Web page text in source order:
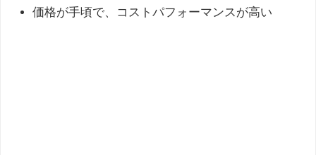
価格が手頃で、コストパフォーマンスが高い